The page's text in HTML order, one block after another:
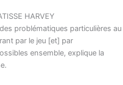
HARVEY
problématiques particulières au
par le jeu [et] par
ensemble, explique la